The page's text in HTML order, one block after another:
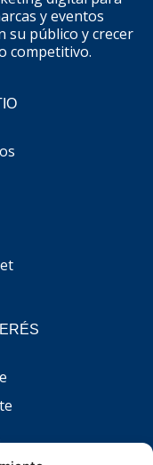
y eventos
su público y crecer
competitivo.